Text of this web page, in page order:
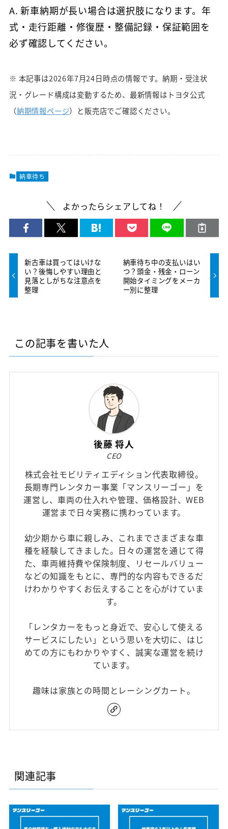
A. 新車納期が長い場合は選択肢になります。年
式・走行距離・修復歴・整備記録・保証範囲を
必ず確認してください。
※ 本記事は2026年7月24日時点の情報です。納期・受注状
況・グレード構成は変動するため、最新情報はトヨタ公式
（納期情報ページ）と販売店でご確認ください。
納車待ち
よかったらシェアしてね！
新古車は買ってはいけな
い？後悔しやすい理由と
見落としがちな注意点を
整理
納車待ち中の支払いはい
つ？頭金・残金・ローン
開始タイミングをメーカ
ー別に整理
この記事を書いた人
後藤 将人
CEO
株式会社モビリティエディション代表取締役。
長期専門レンタカー事業「マンスリーゴー」を
運営し、車両の仕入れや管理、価格設計、WEB
運営まで日々実務に携わっています。
幼少期から車に親しみ、これまでさまざまな車
種を経験してきました。日々の運営を通じて得
た、車両維持費や保険制度、リセールバリュー
などの知識をもとに、専門的な内容もできるだ
けわかりやすくお伝えすることを心がけていま
す。
「レンタカーをもっと身近で、安心して使える
サービスにしたい」という思いを大切に、はじ
めての方にもわかりやすく、誠実な運営を続け
ています。
趣味は家族との時間とレーシングカート。
関連記事